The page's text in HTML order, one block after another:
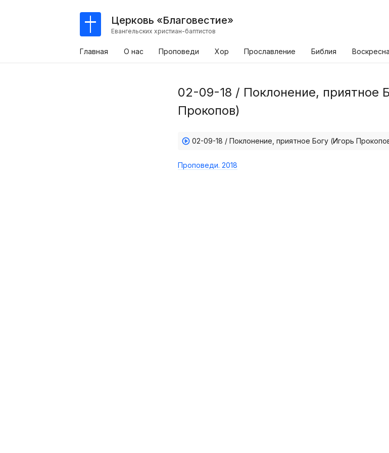
Церковь «Благовестие»
Евангельских христиан-баптистов
Главная О нас Проповеди Хор Прославление Библия
02-09-18 / Поклонение, приятное
Прокопов)
02-09-18 / Поклонение, приятное Богу (Игорь
Проповеди. 2018